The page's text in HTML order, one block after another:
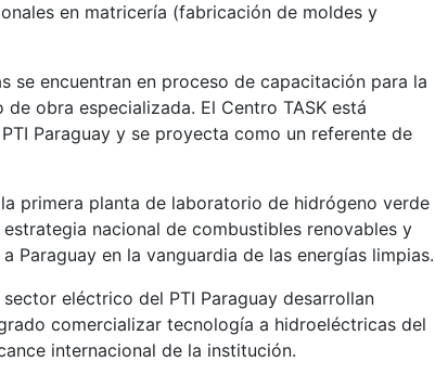
en matricería (fabricación de moldes y
se encuentran en proceso de capacitación para la
obra especializada. El Centro TASK está
Paraguay y se proyecta como un referente de
primera planta de laboratorio de hidrógeno verde
nacional de combustibles renovables y
Paraguay en la vanguardia de las energías limpias.
eléctrico del PTI Paraguay desarrollan
comercializar tecnología a hidroeléctricas del
internacional de la institución.